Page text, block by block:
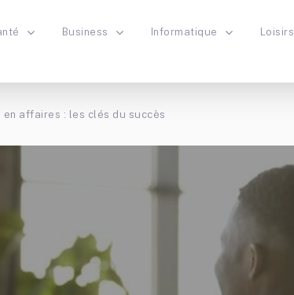
Business Informatique
Loisirs
affaires : les clés du succès